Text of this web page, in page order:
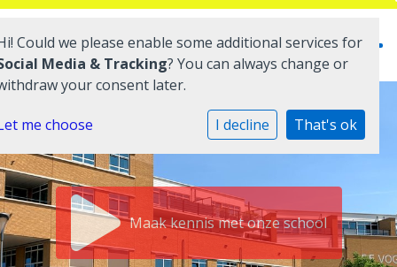
Home
Onze school
Praktische informatie
Medezeggenschap
Maak kennis met onze school
Could we please enable some additional services for
Media & Tracking? You can always change or
your consent later.
me choose I decline That's ok